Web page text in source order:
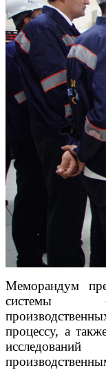
Меморандум
системы
процессу, а